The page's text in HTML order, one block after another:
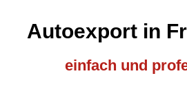
Autoexport in
einfach und